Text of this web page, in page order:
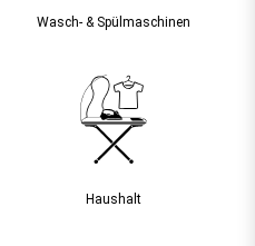
Wasch- & Spülmaschinen
Haushalt